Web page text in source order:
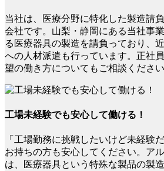
当社は、医療分野に特化した製造請
会社です。山梨・静岡にある当社事
る医療器具の製造を請負っており、
への人材派遣も行っています。正社
望の働き方についてもご相談ください
工場未経験でも安心して働ける！
「工場勤務に挑戦したいけど未経験
お持ちの方も安心してください。ア
は、医療器具という特殊な製品の製